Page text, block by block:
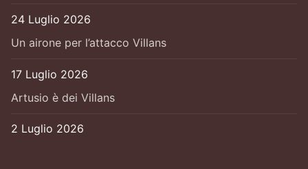
24 Luglio 2026
Un airone per l’attacco Villans
17 Luglio 2026
Artusio è dei Villans
2 Luglio 2026